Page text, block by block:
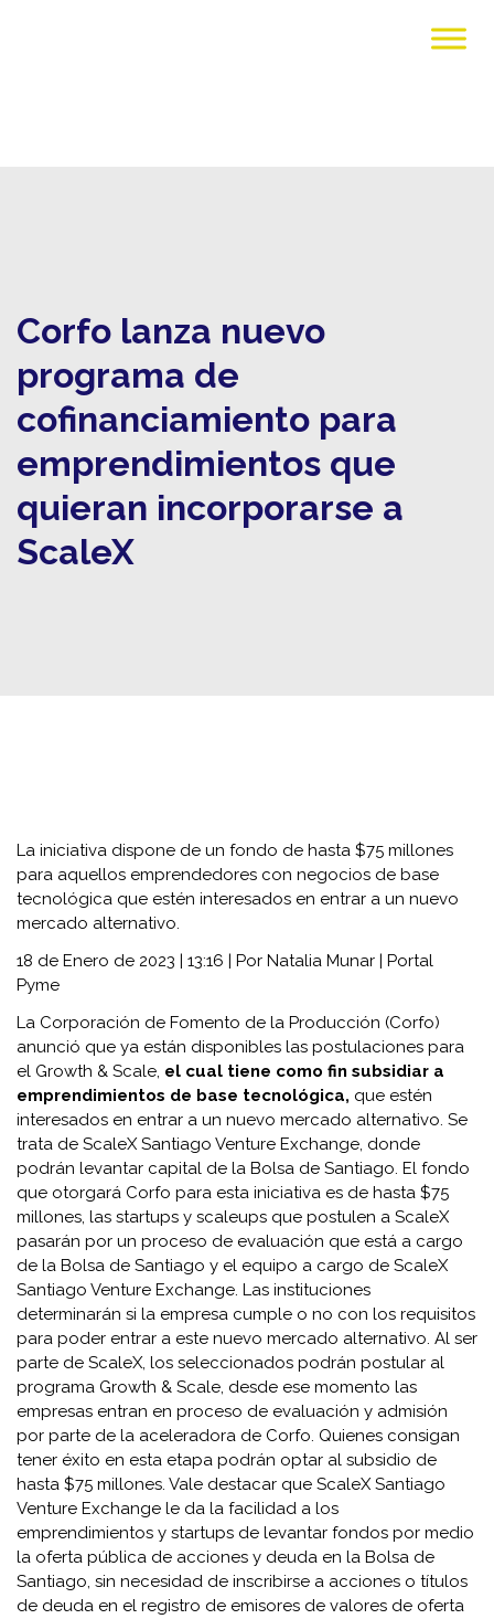
Corfo lanza nuevo
programa de
cofinanciamiento para
emprendimientos que
quieran incorporarse a
ScaleX
La iniciativa dispone de un fondo de hasta $75 millones
para aquellos emprendedores con negocios de base
tecnológica que estén interesados en entrar a un nuevo
mercado alternativo.
18 de Enero de 2023 | 13:16 | Por Natalia Munar | Portal
Pyme
La Corporación de Fomento de la Producción (Corfo)
anunció que ya están disponibles las postulaciones para
el Growth & Scale, el cual tiene como fin subsidiar a
emprendimientos de base tecnológica, que estén
interesados en entrar a un nuevo mercado alternativo. Se
trata de ScaleX Santiago Venture Exchange, donde
podrán levantar capital de la Bolsa de Santiago. El fondo
que otorgará Corfo para esta iniciativa es de hasta $75
millones, las startups y scaleups que postulen a ScaleX
pasarán por un proceso de evaluación que está a cargo
de la Bolsa de Santiago y el equipo a cargo de ScaleX
Santiago Venture Exchange. Las instituciones
determinarán si la empresa cumple o no con los requisitos
para poder entrar a este nuevo mercado alternativo. Al ser
parte de ScaleX, los seleccionados podrán postular al
programa Growth & Scale, desde ese momento las
empresas entran en proceso de evaluación y admisión
por parte de la aceleradora de Corfo. Quienes consigan
tener éxito en esta etapa podrán optar al subsidio de
hasta $75 millones. Vale destacar que ScaleX Santiago
Venture Exchange le da la facilidad a los
emprendimientos y startups de levantar fondos por medio
la oferta pública de acciones y deuda en la Bolsa de
Santiago, sin necesidad de inscribirse a acciones o títulos
de deuda en el registro de emisores de valores de oferta